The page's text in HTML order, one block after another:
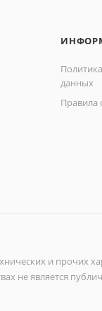
данных
Правила
и прочих
не является